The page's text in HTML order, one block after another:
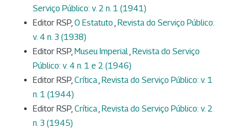
Serviço Público: v. 2 n. 1 (1941)
Editor RSP, O Estatuto , Revista do Serviço Público:
v. 4 n. 3 (1938)
Editor RSP, Museu Imperial, Revista do Serviço
Público: v. 4 n. 1 e 2 (1946)
Editor RSP, Crítica, Revista do Serviço Público: v. 1
n. 1 (1944)
Editor RSP, Crítica, Revista do Serviço Público: v. 2
n. 3 (1945)